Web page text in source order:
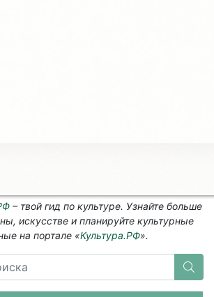
– твой гид по культуре. Узнайте больше
искусстве и планируйте культурные
на портале «Культура.РФ».